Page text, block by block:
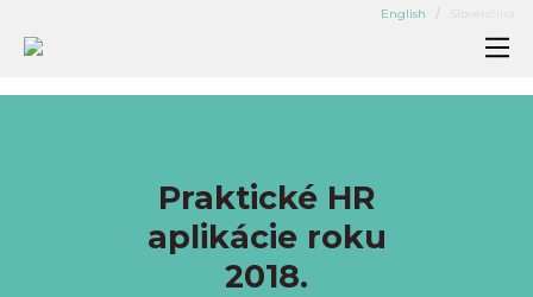
Ako pracujeme
English
Praktické HR
aplikácie roku
2018.